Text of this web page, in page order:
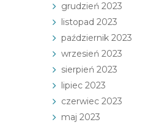
grudzień 2023
listopad 2023
październik 2023
wrzesień 2023
sierpień 2023
lipiec 2023
czerwiec 2023
maj 2023